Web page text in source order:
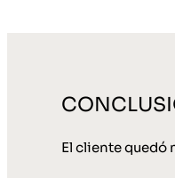
El cliente quedó